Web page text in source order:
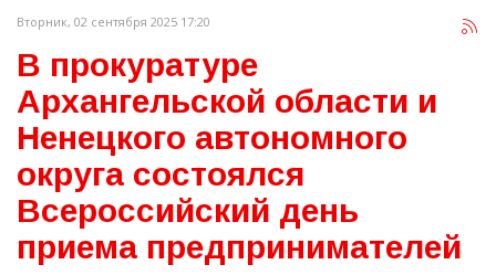
Вторник, 02 сентября 2025 17:20
В прокуратуре
Архангельской области и
Ненецкого автономного
округа состоялся
Всероссийский день
приема предпринимателей